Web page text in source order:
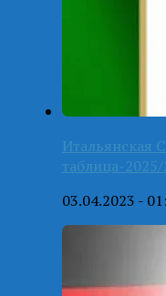
Итальянская
таблица-
03.04.2023 -